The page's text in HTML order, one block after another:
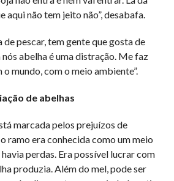
aqui não tem jeito não”, desabafa.
de pescar, tem gente que gosta de
abelha é uma distração. Me faz
mundo, com o meio ambiente”.
de abelhas
marcada pelos prejuízos de
ramo era conhecida como um meio
perdas. Era possível lucrar com
produzia. Além do mel, pode ser